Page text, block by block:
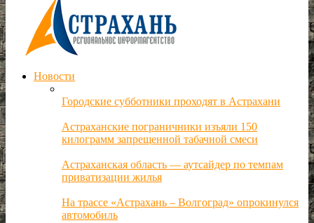
Новости
Городские субботники проходят в Астрахани
Астраханские пограничники изъяли 150
килограмм запрещенной табачной смеси
Астраханская область — аутсайдер по темпам
приватизации жилья
На трассе «Астрахань – Волгоград» опрокинулся
автомобиль